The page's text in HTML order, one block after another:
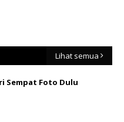
Lihat semua
Sempat Foto Dulu